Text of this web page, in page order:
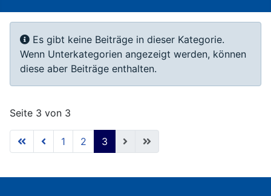
Information
Es gibt keine Beiträge in dieser Kategorie.
Wenn Unterkategorien angezeigt werden, können
diese aber Beiträge enthalten.
Seite 3 von 3
1 2 3